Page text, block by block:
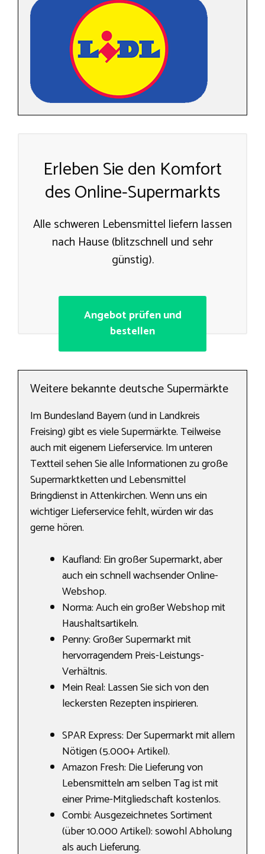
Erleben Sie den Komfort
des Online-Supermarkts
Alle schweren Lebensmittel liefern lassen
nach Hause (blitzschnell und sehr
günstig).
Angebot prüfen und
bestellen
Weitere bekannte deutsche Supermärkte
Im Bundesland Bayern (und in Landkreis
Freising) gibt es viele Supermärkte. Teilweise
auch mit eigenem Lieferservice. Im unteren
Textteil sehen Sie alle Informationen zu große
Supermarktketten und Lebensmittel
Bringdienst in Attenkirchen. Wenn uns ein
wichtiger Lieferservice fehlt, würden wir das
gerne hören.
Kaufland: Ein großer Supermarkt, aber
auch ein schnell wachsender Online-
Webshop.
Norma: Auch ein großer Webshop mit
Haushaltsartikeln.
Penny: Großer Supermarkt mit
hervorragendem Preis-Leistungs-
Verhältnis.
Mein Real: Lassen Sie sich von den
leckersten Rezepten inspirieren.
SPAR Express: Der Supermarkt mit allem
Nötigen (5.000+ Artikel).
Amazon Fresh: Die Lieferung von
Lebensmitteln am selben Tag ist mit
einer Prime-Mitgliedschaft kostenlos.
Combi: Ausgezeichnetes Sortiment
(über 10.000 Artikel): sowohl Abholung
als auch Lieferung.